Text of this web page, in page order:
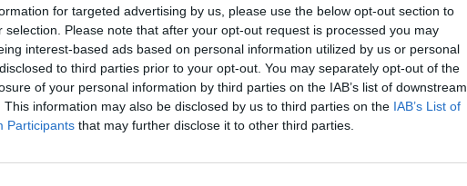
for targeted advertising by us, please use the below opt-out section to
selection. Please note that after your opt-out request is processed you may
interest-based ads based on personal information utilized by us or personal
to third parties prior to your opt-out. You may separately opt-out of the
of your personal information by third parties on the IAB’s list of downstream
This information may also be disclosed by us to third parties on the IAB’s List of
Participants that may further disclose it to other third parties.